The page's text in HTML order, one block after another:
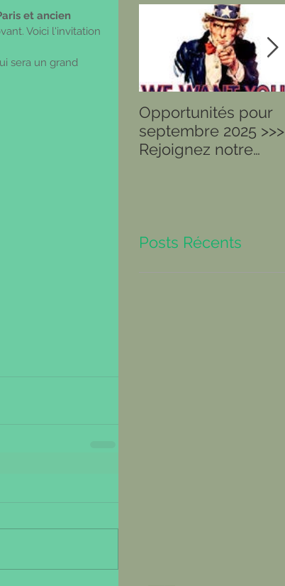
et ancien
Voici l'invitation
sera un grand
Opportunités pour
septembre 2025 >>>
Rejoignez notre
Posts Récents